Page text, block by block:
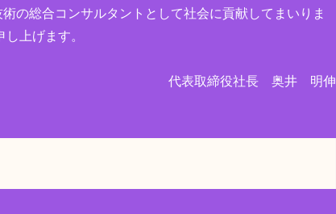
の総合コンサルタントとして社会に貢献してまいりま
上げます。
代表取締役社長 奥井 明伸